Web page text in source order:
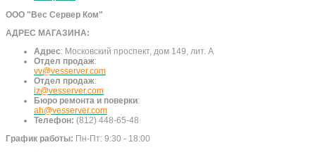
ООО "Вес Сервер Ком"
АДРЕС МАГАЗИНА:
Адрес: Московский проспект, дом 149, лит. А
Отдел продаж:
vv@vesserver.com
Отдел продаж:
iz@vesserver.com
Бюро ремонта и поверки:
ah@vesserver.com
Телефон: (812) 448-65-48
График работы: Пн-Пт: 9:30 - 18:00